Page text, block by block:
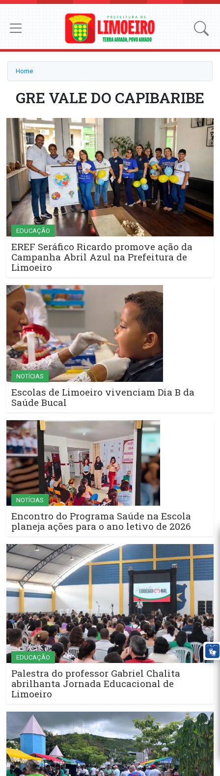
Home
GRE VALE DO CAPIBARIBE
EDUCAÇÃO
EREF Seráfico Ricardo promove ação da
Campanha Abril Azul na Prefeitura de
Limoeiro
NOTÍCIAS
Escolas de Limoeiro vivenciam Dia B da
Saúde Bucal
NOTÍCIAS
Encontro do Programa Saúde na Escola
planeja ações para o ano letivo de 2026
EDUCAÇÃO
Palestra do professor Gabriel Chalita
abrilhanta Jornada Educacional de
Limoeiro